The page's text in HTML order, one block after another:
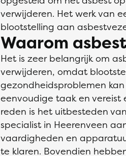
verwijderen. Het werk van
blootstelling aan
Waarom
Het is zeer belangrijk om
verwijderen, omdat
gezondheidsproblemen
eenvoudige taak en vereist
reden is het uitbesteden
specialist in Heerenveen
vaardigheden en
te klaren. Bovendien